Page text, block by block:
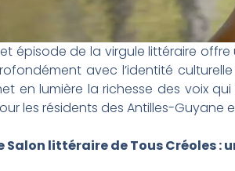
épisode de la virgule littéraire
avec l’identité
en lumière la richesse des voix
les résidents des Antilles-Guyane
Salon littéraire de Tous Créoles :